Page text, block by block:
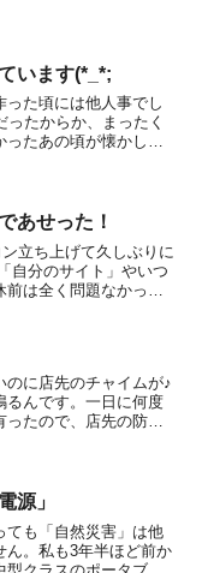
います(*_*;
った頃には他人事でし
ったからか、まったく
ったあの頃が懐かし
...
あせった！
立ち上げて久しぶりに
自分のサイト」やいつ
は全く問題なかった
のに店先のチャイムが♪
るんです。一日に何度
たので、店先の防犯
ッ...
源」
ても「自然災害」は他
ん。私も3年半ほど前か